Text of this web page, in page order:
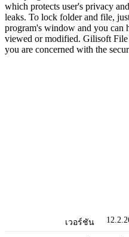
which protects user's privacy
leaks. To lock folder and file,
program's window and you can
viewed or modified. Gilisoft
you are concerned with the
เวอร์ชัน